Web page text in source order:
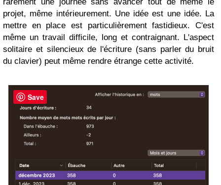
projet, même intérieurement. Une idée est une idée. La
mettre en place est particulièrement fastidieux. C'est
même un travail difficile, long et contraignant. L'aspect
solitaire et silencieux de l'écriture (sans parler du bruit
du clavier) peut même rendre étrange cette activité.
Save